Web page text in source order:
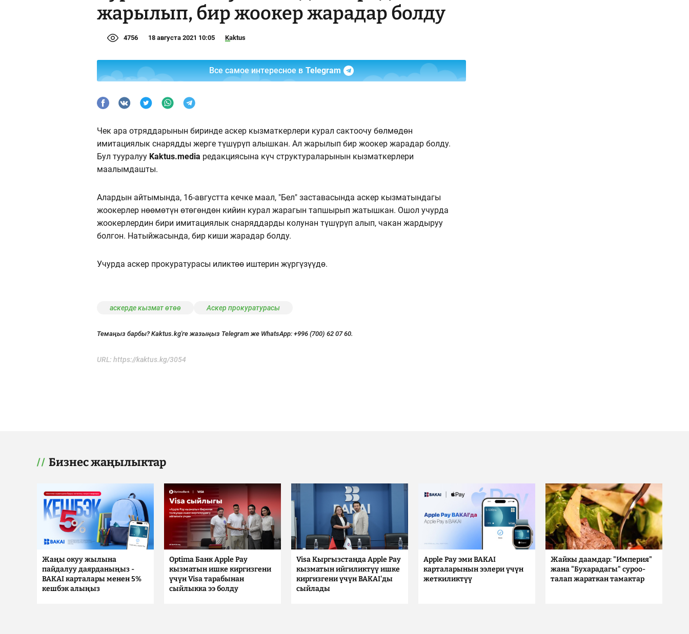
жарылып, бир жоокер жарадар болду
4756 18 августа 2021 10:05 Kaktus
Все самое интересное в Telegram
Чек ара отряддарынын биринде аскер кызматкерлери курал сактоочу бөлмөдөн
имитациялык снарядды жерге түшүрүп алышкан. Ал жарылып бир жоокер жарадар болду.
Бул тууралуу Kaktus.media редакциясына күч структураларынын кызматкерлери
маалымдашты.
Алардын айтымында, 16-августта кечке маал, "Бел" заставасында аскер кызматындагы
жоокерлер нөөмөтүн өтөгөндөн кийин курал жарагын тапшырып жатышкан. Ошол учурда
жоокерлердин бири имитациялык снаряддарды колунан түшүрүп алып, чакан жардыруу
болгон. Натыйжасында, бир киши жарадар болду.
Учурда аскер прокуратурасы иликтөө иштерин жүргүзүүдө.
аскерде кызмат өтөө Аскер прокуратурасы
Темаңыз барбы? Kaktus.kg'ге жазыңыз Telegram же WhatsApp: +996 (700) 62 07 60.
URL: https://kaktus.kg/3054
Бизнес жаңылыктар
Жаңы окуу жылына
пайдалуу даярданыңыз -
BAKAI карталары менен 5%
кешбэк алыңыз
Optima Банк Apple Pay
кызматын ишке киргизгени
үчүн Visa тарабынан
сыйлыкка ээ болду
Visa Кыргызстанда Apple Pay
кызматын ийгиликтүү ишке
киргизгени үчүн BAKAI'ды
сыйлады
Apple Pay эми BAKAI
карталарынын ээлери үчүн
жеткиликтүү
Жайкы даамдар: "Империя"
жана "Бухарадагы" суроо-
талап жараткан тамактар